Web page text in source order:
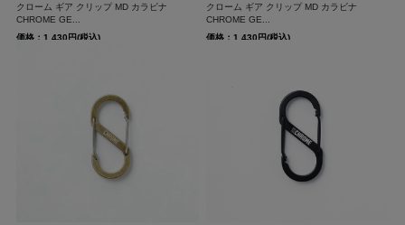
クローム ギア クリップ MD カラビナ
CHROME GE...
価格：1,430円(税込)
クローム ギア クリップ MD カラビナ
CHROME GE...
価格：1,430円(税込)